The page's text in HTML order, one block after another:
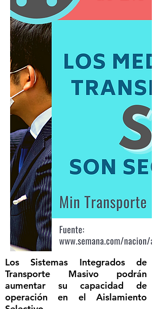
Los Sistemas Integrados de
Transporte Masivo podrán
aumentar su capacidad de
operación en el Aislamiento